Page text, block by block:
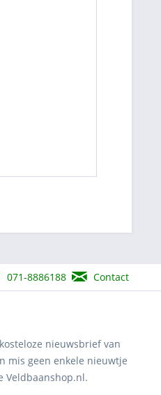
071-8886188 Contact
nieuwsbrief van
mis geen enkele nieuwtje
Veldbaanshop.nl.